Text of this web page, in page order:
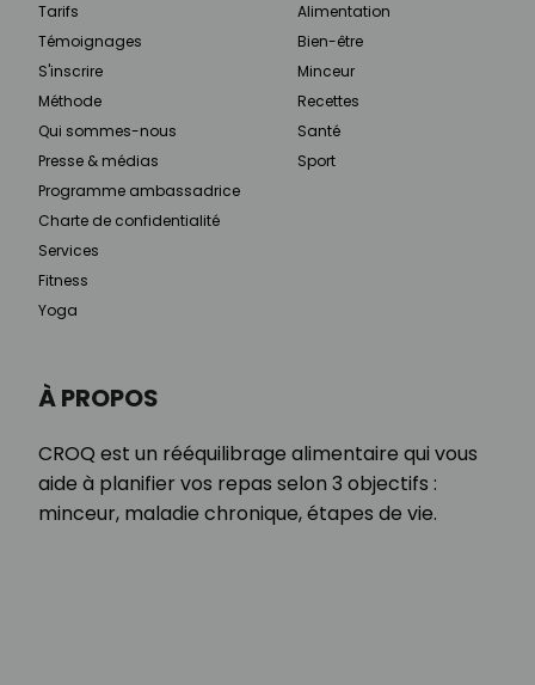
À PROPOS
CROQ est un rééquilibrage alimentaire qui vous
aide à planifier vos repas selon 3 objectifs :
minceur, maladie chronique, étapes de vie.
Tarifs
Témoignages
S'inscrire
Méthode
Qui sommes-nous
Presse & médias
Programme ambassadrice
Charte de confidentialité
Services
Fitness
Yoga
Alimentation
Bien-être
Minceur
Recettes
Santé
Sport